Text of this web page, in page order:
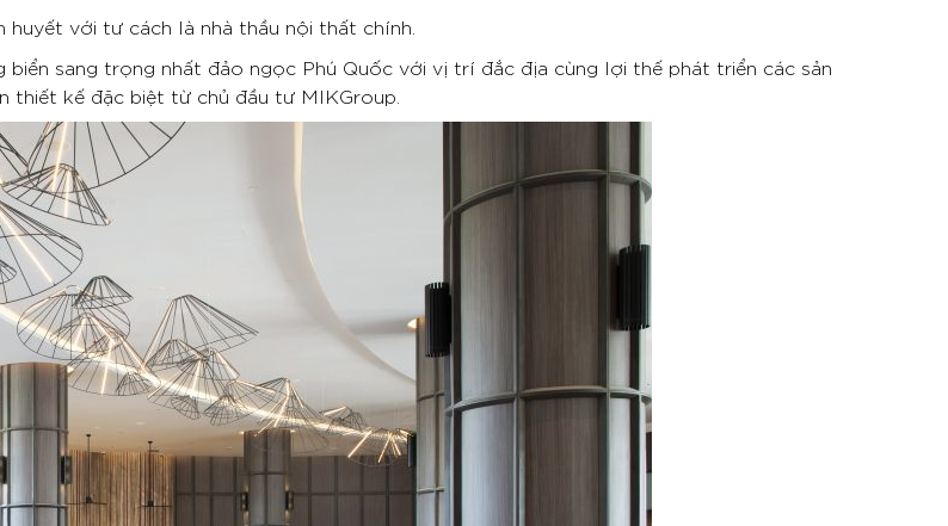
với tư cách là nhà thầu nội thất chính.
sang trọng nhất đảo ngọc Phú Quốc với vị trí đắc địa cùng lợi thế phát triển các sản
thiết kế đặc biệt từ chủ đầu tư MIKGroup.